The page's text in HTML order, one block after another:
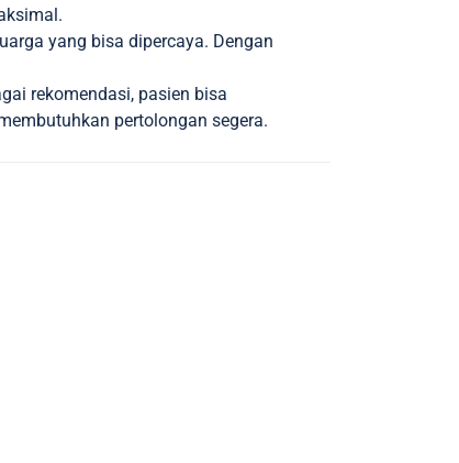
yang bisa dipercaya. Dengan
rekomendasi, pasien bisa
pertolongan segera.